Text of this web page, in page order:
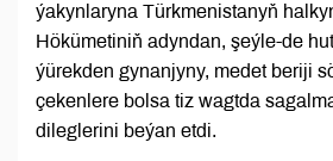
ýakynlaryna Türkmenistanyň
Hökümetiniň adyndan, şeýle-de
ýürekden gynanjyny, medet beriji
çekenlere bolsa tiz wagtda
dileglerini beýan etdi.